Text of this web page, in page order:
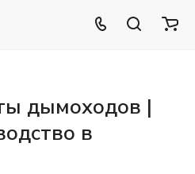
дымоходов |
в